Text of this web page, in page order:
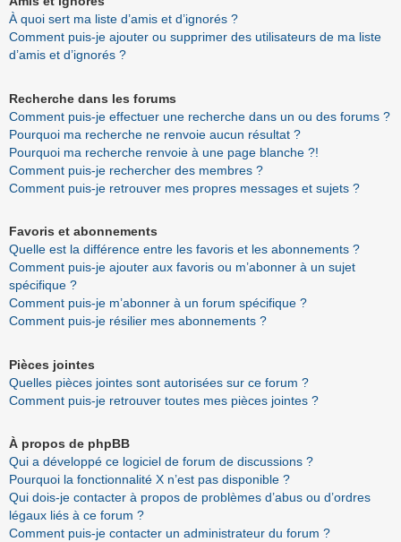
À quoi sert ma liste d’amis et d’ignorés ?
Comment puis-je ajouter ou supprimer des utilisateurs de ma liste
d’amis et d’ignorés ?
Recherche dans les forums
Comment puis-je effectuer une recherche dans un ou des forums ?
Pourquoi ma recherche ne renvoie aucun résultat ?
Pourquoi ma recherche renvoie à une page blanche ?!
Comment puis-je rechercher des membres ?
Comment puis-je retrouver mes propres messages et sujets ?
Favoris et abonnements
Quelle est la différence entre les favoris et les abonnements ?
Comment puis-je ajouter aux favoris ou m’abonner à un sujet
spécifique ?
Comment puis-je m’abonner à un forum spécifique ?
Comment puis-je résilier mes abonnements ?
Pièces jointes
Quelles pièces jointes sont autorisées sur ce forum ?
Comment puis-je retrouver toutes mes pièces jointes ?
À propos de phpBB
Qui a développé ce logiciel de forum de discussions ?
Pourquoi la fonctionnalité X n’est pas disponible ?
Qui dois-je contacter à propos de problèmes d’abus ou d’ordres
légaux liés à ce forum ?
Comment puis-je contacter un administrateur du forum ?